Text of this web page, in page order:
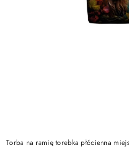
Torba na ramię torebka płócienna